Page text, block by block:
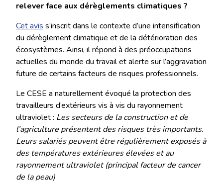
relever face aux dérèglements climatiques ?
Cet avis s’inscrit dans le contexte d’une intensification
du dérèglement climatique et de la détérioration des
écosystèmes. Ainsi, il répond à des préoccupations
actuelles du monde du travail et alerte sur l’aggravation
future de certains facteurs de risques professionnels.
Le CESE a naturellement évoqué la protection des
travailleurs d’extérieurs vis à vis du rayonnement
ultraviolet : Les secteurs de la construction et de
l’agriculture présentent des risques très importants.
Leurs salariés peuvent être régulièrement exposés à
des températures extérieures élevées et au
rayonnement ultraviolet (principal facteur de cancer
de la peau)